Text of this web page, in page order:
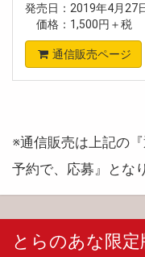
発売日：2019年4月27
価格：1,500円＋税
通信販売ページ
※通信販売は上記の
予約で、応募』とな
とらのあな限定